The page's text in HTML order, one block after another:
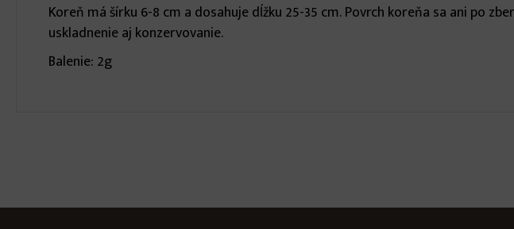
Koreň má šírku 6-8 cm a dosahuje dĺžku 25-35 cm. Povrch koreňa sa ani po
uskladnenie aj konzervovanie.
Balenie: 2g